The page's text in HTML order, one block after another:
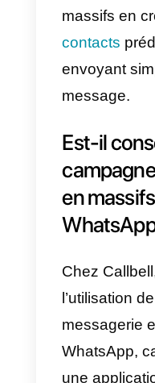
mener
service
voulons
utilisée
leurs
temps.
peut